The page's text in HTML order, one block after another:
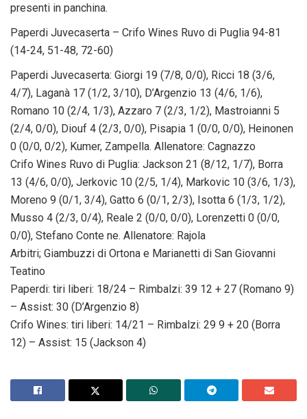
presenti in panchina.
Paperdi Juvecaserta – Crifo Wines Ruvo di Puglia 94-81
(14-24, 51-48, 72-60)
Paperdi Juvecaserta: Giorgi 19 (7/8, 0/0), Ricci 18 (3/6,
4/7), Laganà 17 (1/2, 3/10), D’Argenzio 13 (4/6, 1/6),
Romano 10 (2/4, 1/3), Azzaro 7 (2/3, 1/2), Mastroianni 5
(2/4, 0/0), Diouf 4 (2/3, 0/0), Pisapia 1 (0/0, 0/0), Heinonen
0 (0/0, 0/2), Kumer, Zampella. Allenatore: Cagnazzo
Crifo Wines Ruvo di Puglia: Jackson 21 (8/12, 1/7), Borra
13 (4/6, 0/0), Jerkovic 10 (2/5, 1/4), Markovic 10 (3/6, 1/3),
Moreno 9 (0/1, 3/4), Gatto 6 (0/1, 2/3), Isotta 6 (1/3, 1/2),
Musso 4 (2/3, 0/4), Reale 2 (0/0, 0/0), Lorenzetti 0 (0/0,
0/0), Stefano Conte ne. Allenatore: Rajola
Arbitri; Giambuzzi di Ortona e Marianetti di San Giovanni
Teatino
Paperdi: tiri liberi: 18/24 – Rimbalzi: 39 12 + 27 (Romano 9)
– Assist: 30 (D’Argenzio 8)
Crifo Wines: tiri liberi: 14/21 – Rimbalzi: 29 9 + 20 (Borra
12) – Assist: 15 (Jackson 4)